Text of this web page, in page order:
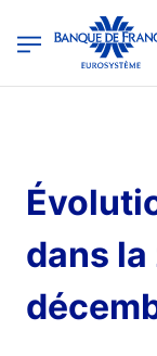
Banque de France
dans la